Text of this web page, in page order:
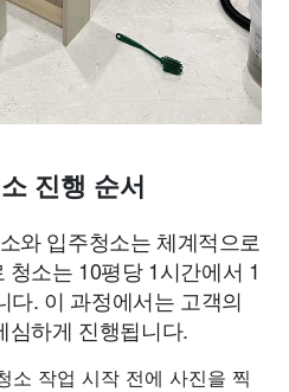
진행 순서
와 입주청소는 체계적으로
소는 10평당 1시간에서 1
다. 이 과정에서는 고객의
심하게 진행됩니다.
소 작업 시작 전에 사진을 찍